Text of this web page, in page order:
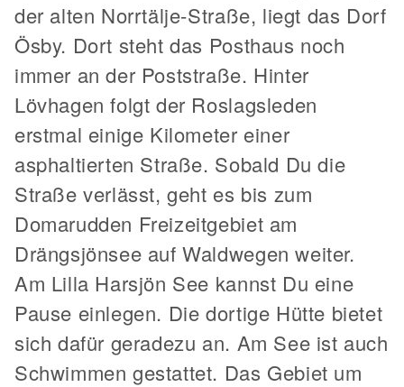
der alten Norrtälje-Straße, liegt das Dorf
Ösby. Dort steht das Posthaus noch
immer an der Poststraße. Hinter
Lövhagen folgt der Roslagsleden
erstmal einige Kilometer einer
asphaltierten Straße. Sobald Du die
Straße verlässt, geht es bis zum
Domarudden Freizeitgebiet am
Drängsjönsee auf Waldwegen weiter.
Am Lilla Harsjön See kannst Du eine
Pause einlegen. Die dortige Hütte bietet
sich dafür geradezu an. Am See ist auch
Schwimmen gestattet. Das Gebiet um